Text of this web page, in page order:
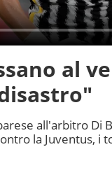
al
all'arbitro Di
la Juventus, i